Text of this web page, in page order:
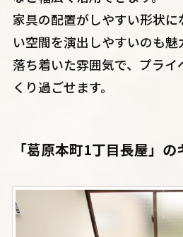
家具の配置がしやすい形状に
い空間を演出しやすいのも魅
落ち着いた雰囲気で、プライ
くり過ごせます。
「葛原本町1丁目長屋」の